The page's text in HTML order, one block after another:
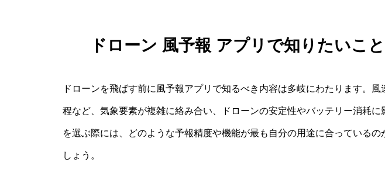
ドローン 風予報 アプリで知りたいこ
ドローンを飛ばす前に風予報アプリで知るべき内容は多岐にわたります。風
程など、気象要素が複雑に絡み合い、ドローンの安定性やバッテリー消耗に
を選ぶ際には、どのような予報精度や機能が最も自分の用途に合っているの
しょう。